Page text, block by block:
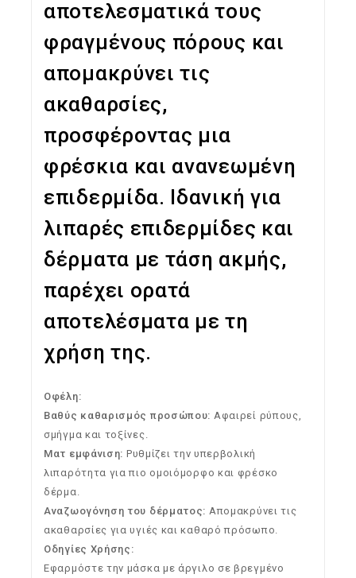
αποτελεσματικά τους
φραγμένους πόρους και
απομακρύνει τις
ακαθαρσίες,
προσφέροντας μια
φρέσκια και ανανεωμένη
επιδερμίδα. Ιδανική για
λιπαρές επιδερμίδες και
δέρματα με τάση ακμής,
παρέχει ορατά
αποτελέσματα με τη
χρήση της.
Οφέλη:
Βαθύς καθαρισμός προσώπου: Αφαιρεί ρύπους,
σμήγμα και τοξίνες.
Ματ εμφάνιση: Ρυθμίζει την υπερβολική
λιπαρότητα για πιο ομοιόμορφο και φρέσκο
δέρμα.
Αναζωογόνηση του δέρματος: Απομακρύνει τις
ακαθαρσίες για υγιές και καθαρό πρόσωπο.
Οδηγίες Χρήσης:
Εφαρμόστε την μάσκα με άργιλο σε βρεγμένο